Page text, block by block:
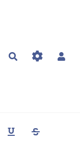
Rechercher